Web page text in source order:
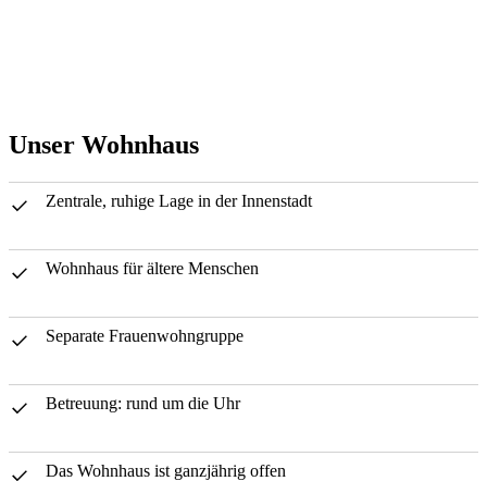
Unser Wohnhaus
Zentrale, ruhige Lage in der Innenstadt
Wohnhaus für ältere Menschen
Separate Frauenwohngruppe
Betreuung: rund um die Uhr
Das Wohnhaus ist ganzjährig offen